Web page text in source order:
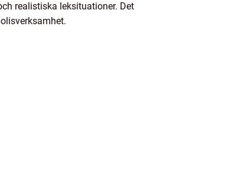
realistiska leksituationer. Det